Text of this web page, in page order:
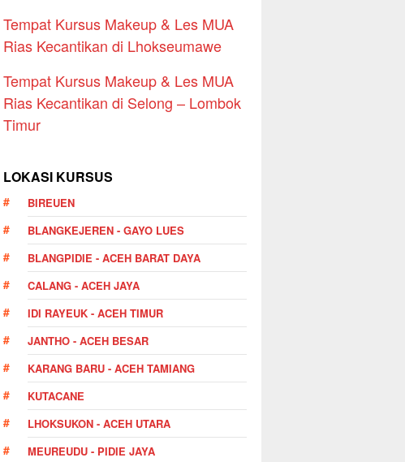
Tempat Kursus Makeup & Les MUA
Rias Kecantikan di Lhokseumawe
Tempat Kursus Makeup & Les MUA
Rias Kecantikan di Selong – Lombok
Timur
LOKASI KURSUS
BIREUEN
BLANGKEJEREN - GAYO LUES
BLANGPIDIE - ACEH BARAT DAYA
CALANG - ACEH JAYA
IDI RAYEUK - ACEH TIMUR
JANTHO - ACEH BESAR
KARANG BARU - ACEH TAMIANG
KUTACANE
LHOKSUKON - ACEH UTARA
MEUREUDU - PIDIE JAYA